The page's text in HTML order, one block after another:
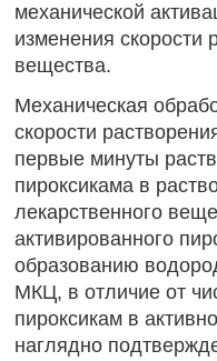
механической
изменения скорости
вещества.
Механическая
скорости
первые минуты
пироксикама в
лекарственного
активированного
образованию
МКЦ, в отличие от
пироксикам в
наглядно